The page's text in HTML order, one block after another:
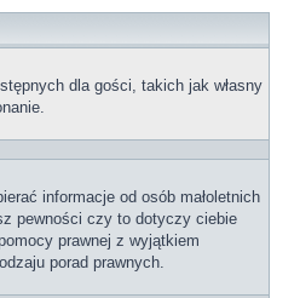
dla gości, takich jak własny
informacje od osób małoletnich
pewności czy to dotyczy ciebie
prawnej z wyjątkiem
porad prawnych.